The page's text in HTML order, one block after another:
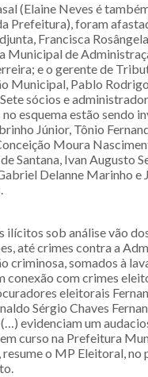
(Elaine Neves é
Prefeitura), foram
Francisca
Municipal de
e o gerente de
Municipal, Pablo
sócios e
esquema estão sendo
Júnior, Tônio
Moura
Santana, Ivan Augusto
Delanne Marinho e
ilícitos sob análise vão
até crimes contra a
criminosa, somados à
conexão com crimes
eleitorais
Sérgio Chaves
evidenciam um
curso na Prefeitura
resume o MP Eleitoral, no